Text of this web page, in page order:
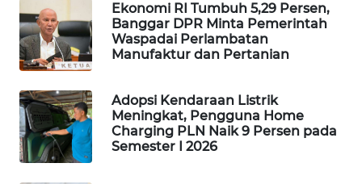
Ekonomi RI Tumbuh 5,29 Persen,
Banggar DPR Minta Pemerintah
Waspadai Perlambatan
Manufaktur dan Pertanian
Adopsi Kendaraan Listrik
Meningkat, Pengguna Home
Charging PLN Naik 9 Persen pada
Semester I 2026
MAWAKA
ID
NET
PLN
WATCH